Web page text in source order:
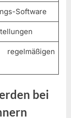
Software
bei